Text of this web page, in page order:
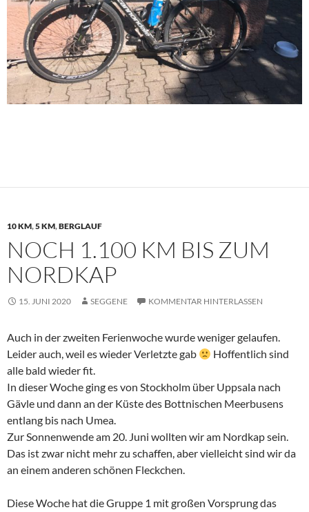
10 KM,5 KM,BERGLAUF
NOCH 1.100 KM BIS ZUM
NORDKAP
15. JUNI 2020 SEGGENE KOMMENTAR HINTERLASSEN
Auch in der zweiten Ferienwoche wurde weniger gelaufen.
Leider auch, weil es wieder Verletzte gab
Hoffentlich sind
alle bald wieder fit.
In dieser Woche ging es von Stockholm über Uppsala nach
Gävle und dann an der Küste des Bottnischen Meerbusens
entlang bis nach Umea.
Zur Sonnenwende am 20. Juni wollten wir am Nordkap sein.
Das ist zwar nicht mehr zu schaffen, aber vielleicht sind wir da
an einem anderen schönen Fleckchen.
Diese Woche hat die Gruppe 1 mit großen Vorsprung das